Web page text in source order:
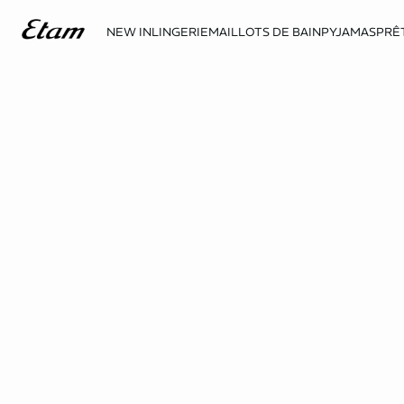
NEW INLINGERIEMAILLOTS DE BAINPYJAMAS